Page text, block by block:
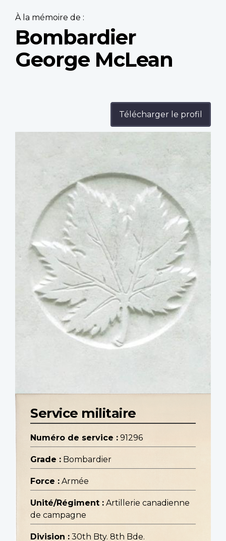
À la mémoire de :
Bombardier
George McLean
Télécharger le profil
Service militaire
Numéro de service : 91296
Grade : Bombardier
Force : Armée
Unité/Régiment : Artillerie canadienne
de campagne
Division : 30th Bty. 8th Bde.